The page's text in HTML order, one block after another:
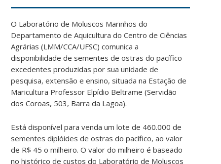
O Laboratório de Moluscos Marinhos do
Departamento de Aquicultura do Centro de Ciências
Agrárias (LMM/CCA/UFSC) comunica a
disponibilidade de sementes de ostras do pacífico
excedentes produzidas por sua unidade de
pesquisa, extensão e ensino, situada na Estação de
Maricultura Professor Elpídio Beltrame (Servidão
dos Coroas, 503, Barra da Lagoa).
Está disponível para venda um lote de 460.000 de
sementes diplóides de ostras do pacífico, ao valor
de R$ 45 o milheiro. O valor do milheiro é baseado
no histórico de custos do Laboratório de Moluscos